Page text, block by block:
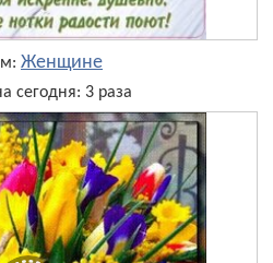
Женщине
сегодня: 3 раза